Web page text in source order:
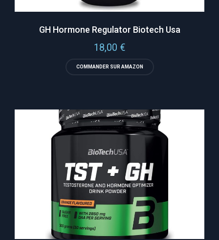
GH Hormone Regulator Biotech Usa
18,00 €
COMMANDER SUR AMAZON